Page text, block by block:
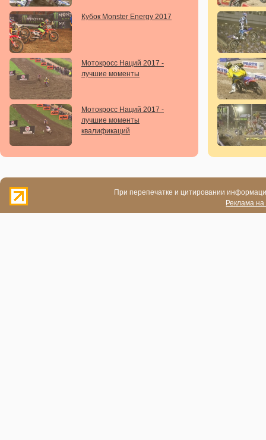
Кубок Monster Energy 2017
Мотокросс Наций 2017 -
лучшие моменты
Мотокросс Наций 2017 -
лучшие моменты
квалификаций
При перепечатке и цитировании
Реклама на